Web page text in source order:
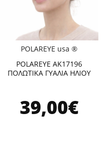
POLAREYE usa ®
POLAREYE AK17196
ΠΟΛΩΤΙΚΑ ΓΥΑΛΙΑ ΗΛΙΟΥ
39,00€